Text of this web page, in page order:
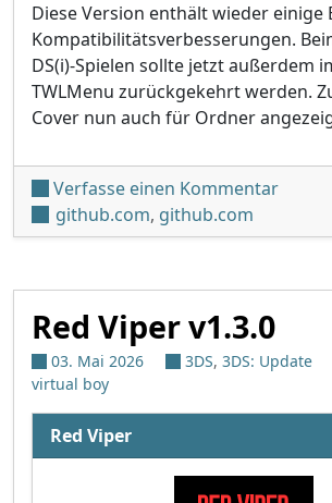
Diese Version enthält wieder einige
Kompatibilitätsverbesserungen.
DS(i)-Spielen sollte jetzt außerdem
TWLMenu zurückgekehrt werden.
Cover nun auch für Ordner
Verfasse einen Kommentarunter
github.com, github.com
Red Viper v1.3.0
03. Mai 2026 3DS, 3DS: Update
virtual boy
Red Viper